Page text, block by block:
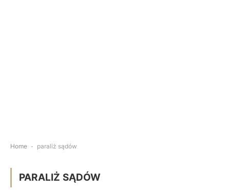
Home - paraliż sądów
PARALIŻ SĄDÓW